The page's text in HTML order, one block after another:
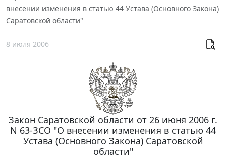
внесении изменения в статью 44 Устава (Основного Закона)
Саратовской области"
8 июля 2006
Закон Саратовской области от 26 июня 2006 г.
N 63-ЗСО "О внесении изменения в статью 44
Устава (Основного Закона) Саратовской
области"